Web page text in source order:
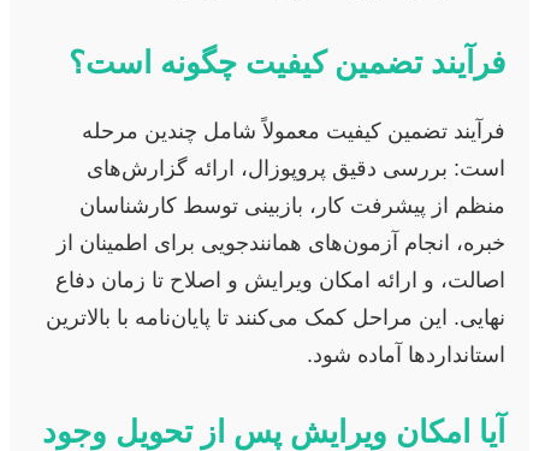
فرآیند تضمین کیفیت چگونه است؟
فرآیند تضمین کیفیت معمولاً شامل چندین مرحله
است: بررسی دقیق پروپوزال، ارائه گزارش‌های
منظم از پیشرفت کار، بازبینی توسط کارشناسان
خبره، انجام آزمون‌های همانندجویی برای اطمینان از
اصالت، و ارائه امکان ویرایش و اصلاح تا زمان دفاع
نهایی. این مراحل کمک می‌کنند تا پایان‌نامه با بالاترین
استانداردها آماده شود.
آیا امکان ویرایش پس از تحویل وجود